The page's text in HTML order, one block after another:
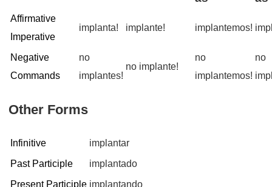
Affirmative
Imperative
implanta! implante! implantemos!
Negative
Commands
no
implantes!
no implante!
no
implantemos!
no
Other Forms
Infinitive
implantar
Past Participle
implantado
Present Participle implantando